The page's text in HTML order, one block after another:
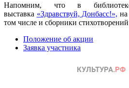
Напомним, что в
выставка «Здравствуй, Донбасс!», на
том числе и сборники
Положение об акции
Заявка участника